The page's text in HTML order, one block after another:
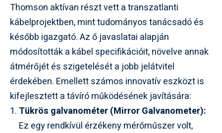
Thomson aktívan részt vett a transzatlanti
kábelprojektben, mint tudományos tanácsadó és
később igazgató. Az ő javaslatai alapján
módosították a kábel specifikációit, növelve annak
átmérőjét és szigetelését a jobb jelátvitel
érdekében. Emellett számos innovatív eszközt is
kifejlesztett a távíró működésének javítására:
Tükrös galvanométer (Mirror Galvanometer):
Ez egy rendkívül érzékeny mérőműszer volt,